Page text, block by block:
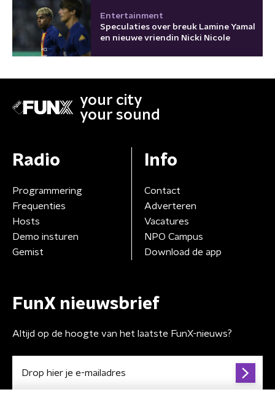
Entertainment
Speculaties over breuk Lamine Yamal
en nieuwe vriendin Nicki Nicole
your city
your sound
Radio
Programmering
Frequenties
Hosts
Demo insturen
Gemist
Info
Contact
Adverteren
Vacatures
NPO Campus
Download de app
FunX nieuwsbrief
Altijd op de hoogte van het laatste FunX-nieuws?